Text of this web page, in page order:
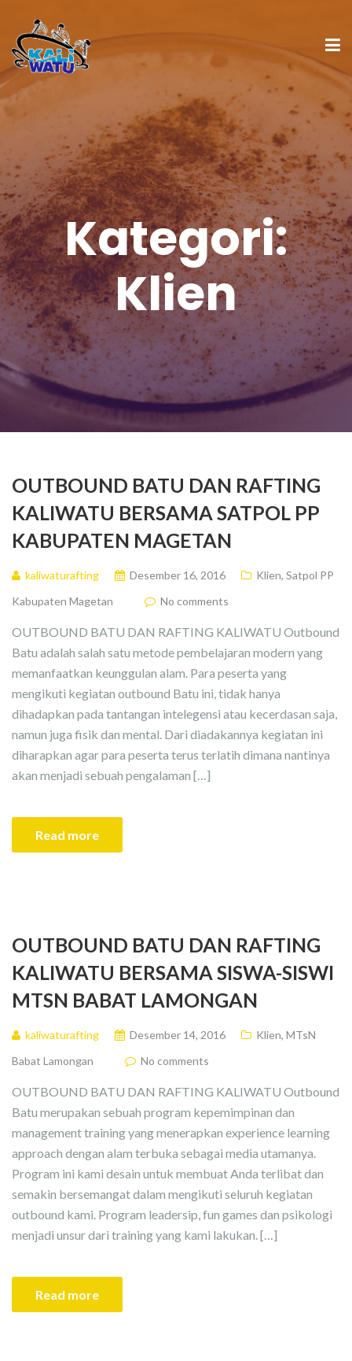
Kategori:
Klien
OUTBOUND BATU DAN RAFTING
KALIWATU BERSAMA SATPOL PP
KABUPATEN MAGETAN
kaliwaturafting Desember 16, 2016 Klien, Satpol PP
Kabupaten Magetan
No comments
OUTBOUND BATU DAN RAFTING KALIWATU Outbound
Batu adalah salah satu metode pembelajaran modern yang
memanfaatkan keunggulan alam. Para peserta yang
mengikuti kegiatan outbound Batu ini, tidak hanya
dihadapkan pada tantangan intelegensi atau kecerdasan saja,
namun juga fisik dan mental. Dari diadakannya kegiatan ini
diharapkan agar para peserta terus terlatih dimana nantinya
akan menjadi sebuah pengalaman […]
Read more
OUTBOUND BATU DAN RAFTING
KALIWATU BERSAMA SISWA-SISWI
MTSN BABAT LAMONGAN
kaliwaturafting Desember 14, 2016 Klien, MTsN
Babat Lamongan
No comments
OUTBOUND BATU DAN RAFTING KALIWATU Outbound
Batu merupakan sebuah program kepemimpinan dan
management training yang menerapkan experience learning
approach dengan alam terbuka sebagai media utamanya.
Program ini kami desain untuk membuat Anda terlibat dan
semakin bersemangat dalam mengikuti seluruh kegiatan
outbound kami. Program leadersip, fun games dan psikologi
menjadi unsur dari training yang kami lakukan. […]
Read more